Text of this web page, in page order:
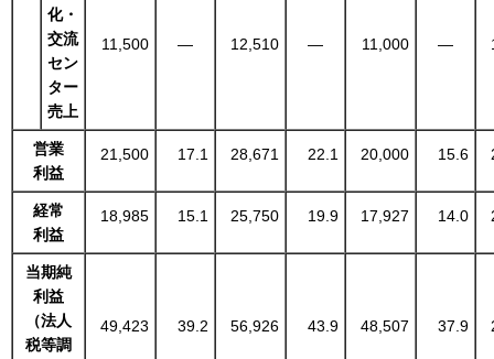
化・
交流
セン
ター
売上
11,500 ― 12,510 ― 11,000 ―
営業
利益
21,500 17.1 28,671 22.1 20,000 15.6
経常
利益
18,985 15.1 25,750 19.9 17,927 14.0
当期純
利益
（法人
税等調
49,423 39.2 56,926 43.9 48,507 37.9